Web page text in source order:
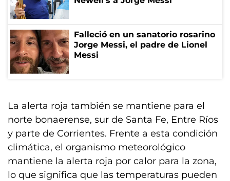
Falleció en un sanatorio rosarino
Jorge Messi, el padre de Lionel
Messi
La alerta roja también se mantiene para el
norte bonaerense, sur de Santa Fe, Entre Ríos
y parte de Corrientes. Frente a esta condición
climática, el organismo meteorológico
mantiene la alerta roja por calor para la zona,
lo que significa que las temperaturas pueden